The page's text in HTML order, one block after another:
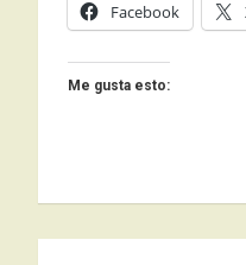
Facebook
Me gusta esto: